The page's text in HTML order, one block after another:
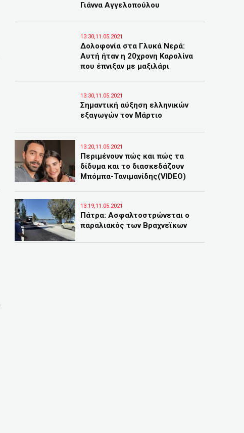
Γιάννα Αγγελοπούλου
13:30,11.05.2021
Δολοφονία στα Γλυκά Νερά:
Αυτή ήταν η 20χρονη Καρολίνα
που έπνιξαν με μαξιλάρι
13:30,11.05.2021
Σημαντική αύξηση ελληνικών
εξαγωγών τον Μάρτιο
13:20,11.05.2021
Περιμένουν πώς και πώς τα
δίδυμα και το διασκεδάζουν
Μπόμπα-Τανιμανίδης(VIDEO)
13:19,11.05.2021
Πάτρα: Ασφαλτοστρώνεται ο
παραλιακός των Βραχνεϊκων